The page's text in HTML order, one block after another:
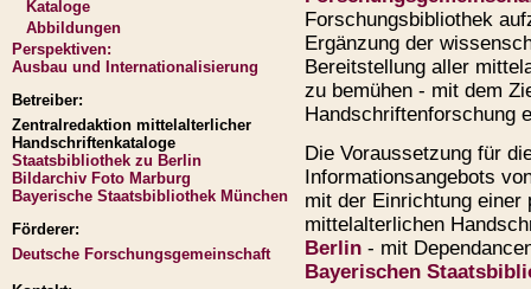
Kataloge
Abbildungen
Perspektiven:
Ausbau und Internationalisierung
Betreiber:
Zentralredaktion mittelalterlicher
Handschriftenkataloge
Staatsbibliothek zu Berlin
Bildarchiv Foto Marburg
Bayerische Staatsbibliothek München
Förderer:
Deutsche Forschungsgemeinschaft
Forschungsbibliothek
Ergänzung der
Bereitstellung aller
zu bemühen - mit dem
Handschriftenforschung
Die Voraussetzung für
Informationsangebots
mit der Einrichtung einer
mittelalterlichen
Berlin - mit
Bayerischen